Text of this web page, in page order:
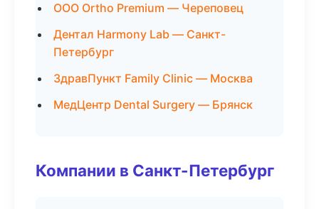
ООО Ortho Premium — Череповец
Дентал Harmony Lab — Санкт-
Петербург
ЗдравПункт Family Clinic — Москва
МедЦентр Dental Surgery — Брянск
Компании в Санкт-Петербург